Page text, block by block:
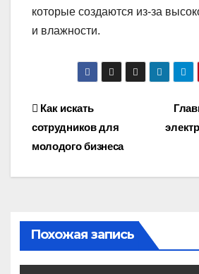
которые создаются из-за
и влажности.
Навигация
по
записям
Как искать
сотрудников для
молодого бизнеса
Похожая запись